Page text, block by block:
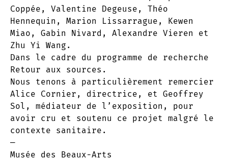
Coppée, Valentine Degeuse, Théo
Hennequin, Marion Lissarrague, Kewen
Miao, Gabin Nivard, Alexandre Vieren et
Zhu Yi Wang.
Dans le cadre du programme de recherche
Retour aux sources.
Nous tenons à particulièrement remercier
Alice Cornier, directrice, et Geoffrey
Sol, médiateur de l’exposition, pour
avoir cru et soutenu ce projet malgré le
contexte sanitaire.
—
Musée des Beaux-Arts